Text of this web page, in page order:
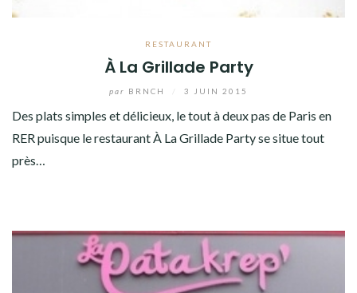
RESTAURANT
À La Grillade Party
par BRNCH 3 JUIN 2015
Des plats simples et délicieux, le tout à deux pas de Paris en
RER puisque le restaurant À La Grillade Party se situe tout
près…